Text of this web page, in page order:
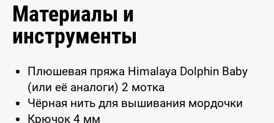
Материалы и
инструменты
Плюшевая пряжа Himalaya Dolphin Baby
(или её аналоги) 2 мотка
Чёрная нить для вышивания мордочки
Крючок 4 мм